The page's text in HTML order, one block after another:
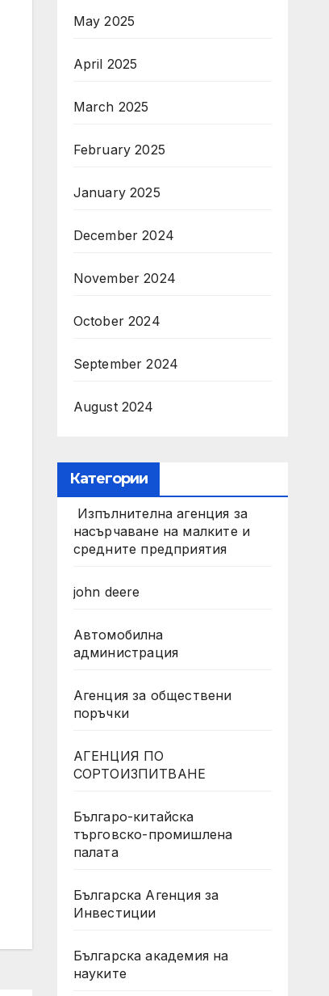
May 2025
April 2025
March 2025
February 2025
January 2025
December 2024
November 2024
October 2024
September 2024
August 2024
Категории
Изпълнителна агенция за
насърчаване на малките и
средните предприятия
john deere
Автомобилна
администрация
Агенция за обществени
поръчки
АГЕНЦИЯ ПО
СОРТОИЗПИТВАНЕ
Българо-китайска
търговско-промишлена
палата
Българска Агенция за
Инвестиции
Българска академия на
науките